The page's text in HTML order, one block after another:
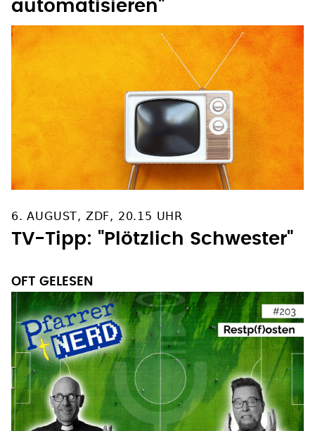
automatisieren"
6. AUGUST, ZDF, 20.15 UHR
TV-Tipp: "Plötzlich Schwester"
OFT GELESEN